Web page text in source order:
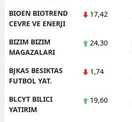
BIOEN BIOTREND
CEVRE VE ENERJI
17,42
BIZIM BIZIM
MAGAZALARI
24,30
BJKAS BESIKTAS
FUTBOL YAT.
1,74
BLCYT BILICI
YATIRIM
19,60